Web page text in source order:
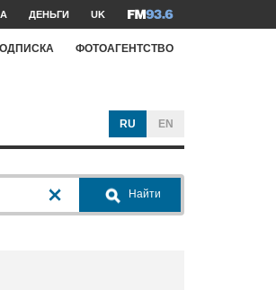
ДЕНЬГИ UK
ФОТОАГЕНТСТВО
RU EN
Найти